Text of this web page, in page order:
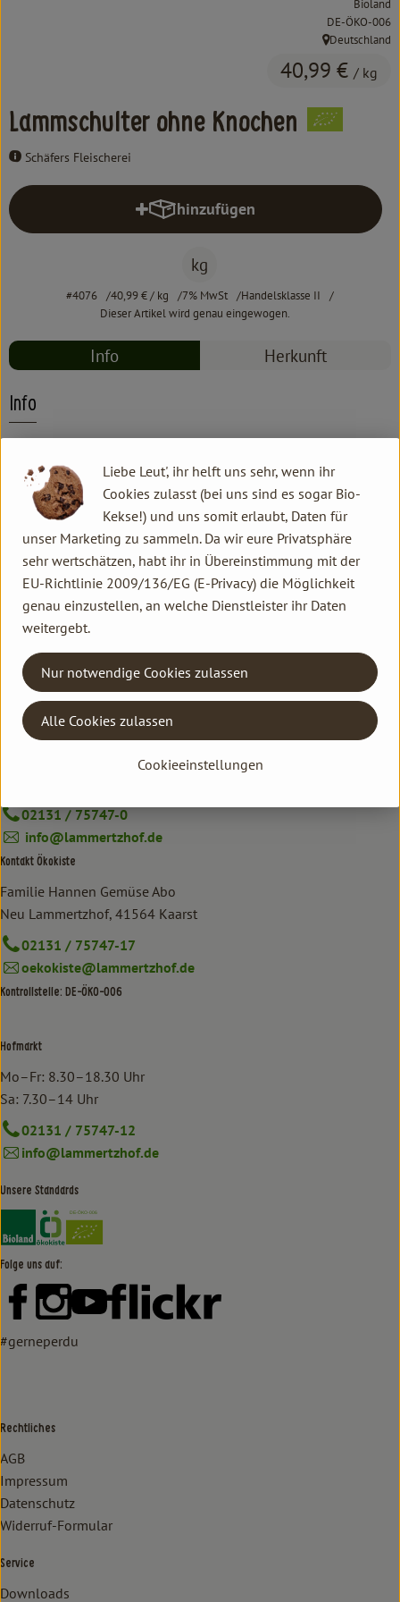
Haushalt
Einkaufen
Über uns
Lammschulter ohne Knochen
Schäfers Fleischerei
40,99 € / kg
Bioland
, Kontrollstelle:
DE-ÖKO-006
, Herkunft:
Deutschland
hinzufügen
Produkt zum Warenkorb
kg
#4076 40,99 €/ kg 7% MwSt
Handelsklasse II
Dieser Artikel wird genau eingewogen.
Info Herkunft
Info
Produktinformationen
Herkunft
Hersteller: sch
Deutschland
Kontakt allgemein
02131 / 75747-0
info@lammertzhof.de
Kontakt Ökokiste
Familie Hannen Gemüse Abo
Neu Lammertzhof, 41564 Kaarst
02131 / 75747-17
oekokiste@lammertzhof.de
Kontrollstelle: DE-ÖKO-006
Hofmarkt
Mo–Fr: 8.30–18.30 Uhr
Sa: 7.30–14 Uhr
02131 / 75747-12
info@lammertzhof.de
Unsere Standards
Externer Link zu https://www.bioland.de/verbraucher
Externer Link zu https://www.oekokiste.de/
Folge uns auf:
Externer Link zu https://www.facebook.com/lammertzhof/
Externer Link zu https://www.instagram.com/
Externer Link zu https://www.youtube.com/
Externer Link zu https://
#gerneperdu
Rechtliches
AGB
Impressum
Datenschutz
Widerruf-Formular
Service
Downloads
Liebe Leut', ihr helft uns sehr, wenn ihr
Cookies zulasst (bei uns sind es sogar Bio-
Kekse!) und uns somit erlaubt, Daten für
unser Marketing zu sammeln. Da wir eure Privatsphäre
sehr wertschätzen, habt ihr in Übereinstimmung mit der
EU-Richtlinie 2009/136/EG (E-Privacy) die Möglichkeit
genau einzustellen, an welche Dienstleister ihr Daten
weitergebt.
Cookieeinstellungen
Nur notwendige Cookies zulassen
Alle Cookies zulassen